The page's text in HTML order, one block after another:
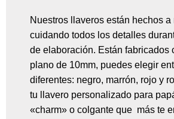
Nuestros llaveros están hechos a
cuidando todos los detalles
de elaboración. Están fabricados
plano de 10mm, puedes elegir
diferentes: negro, marrón, rojo y
tu llavero personalizado para
«charm» o colgante que más te